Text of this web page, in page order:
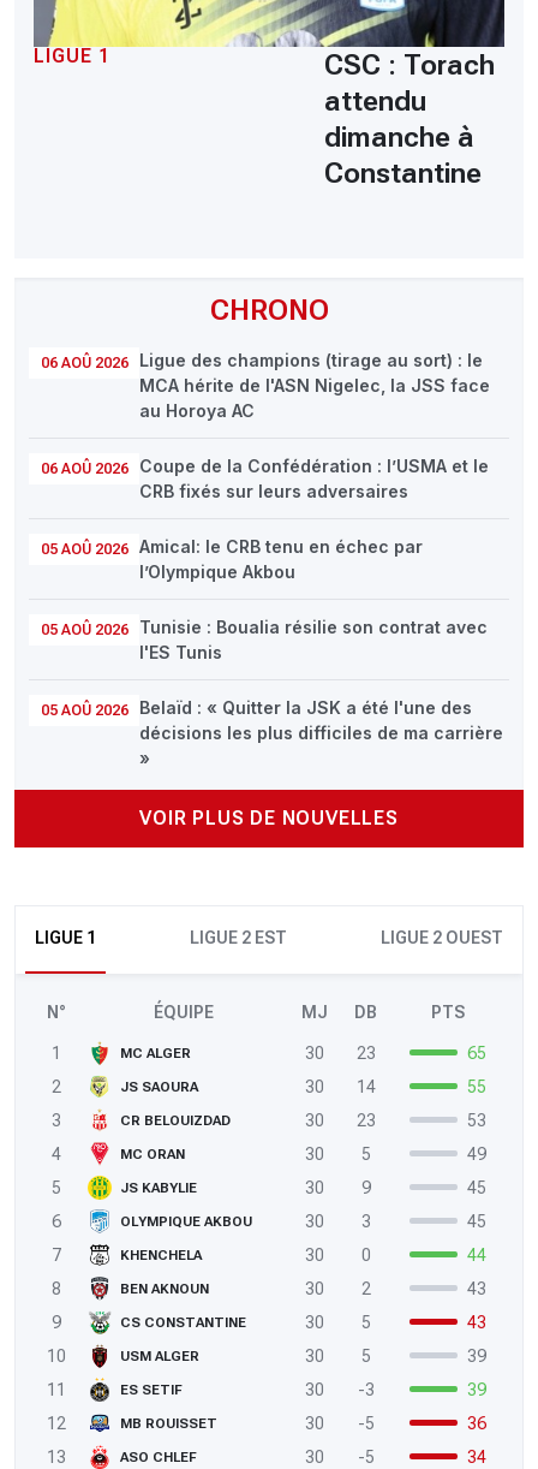
CHRONO
06 AOÛ 2026
Ligue des champions (tirage au sort) : le
MCA hérite de l'ASN Nigelec, la JSS face
au Horoya AC
06 AOÛ 2026
Coupe de la Confédération : l’USMA et le
CRB fixés sur leurs adversaires
05 AOÛ 2026
Amical: le CRB tenu en échec par
l’Olympique Akbou
05 AOÛ 2026
Tunisie : Boualia résilie son contrat avec
l'ES Tunis
05 AOÛ 2026
Belaïd : « Quitter la JSK a été l'une des
décisions les plus difficiles de ma carrière
»
VOIR PLUS DE NOUVELLES
LIGUE 1 LIGUE 2 EST LIGUE 2 OUEST
N° ÉQUIPE MJ DB PTS
1 MC ALGER 30 23
65
2
JS SAOURA 30 14
55
3
CR BELOUIZDAD 30 23
53
4
MC ORAN 30 5
49
5
JS KABYLIE 30 9
45
6
OLYMPIQUE AKBOU 30 3
45
7
KHENCHELA 30 0
44
8
BEN AKNOUN 30 2
43
9
CS CONSTANTINE 30 5
43
10
USM ALGER 30 5
39
11
ES SETIF 30 -3
39
12
MB ROUISSET 30 -5
36
13
ASO CHLEF 30 -5
34
LIGUE 1
CSC : Torach
attendu
dimanche à
Constantine